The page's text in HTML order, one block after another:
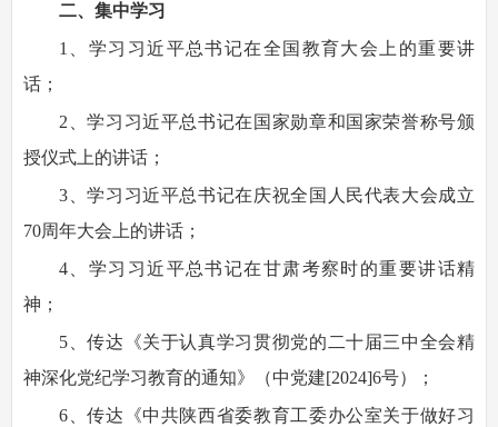
二、集中学习
1、学习习近平总书记在全国教育大会上的重要讲
话；
2、学习习近平总书记在国家勋章和国家荣誉称号颁
授仪式上的讲话；
3、学习习近平总书记在庆祝全国人民代表大会成立
70周年大会上的讲话；
4、学习习近平总书记在甘肃考察时的重要讲话精
神；
5、传达《关于认真学习贯彻党的二十届三中全会精
神深化党纪学习教育的通知》（中党建[2024]6号）；
6、传达《中共陕西省委教育工委办公室关于做好习